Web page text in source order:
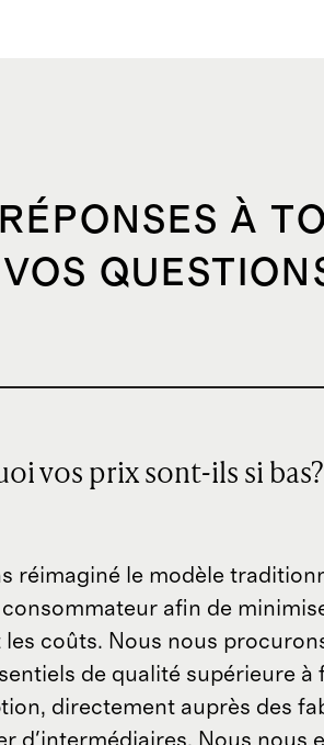
À
VOS
vos prix sont-ils si bas?
réimaginé le modèle
afin de
les coûts. Nous nous
de qualité supérieure à
directement auprès des
d'intermédiaires. Nous nous